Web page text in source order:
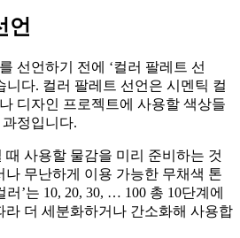
언
선언하기 전에 ‘컬러 팔레트 선
니다. 컬러 팔레트 선언은 시멘틱 컬
디자인 프로젝트에 사용할 색상들
정입니다.
때 사용할 물감을 미리 준비하는 것
무난하게 이용 가능한 무채색 톤
’는 10, 20, 30, … 100 총 10단계에
라 더 세분화하거나 간소화해 사용합